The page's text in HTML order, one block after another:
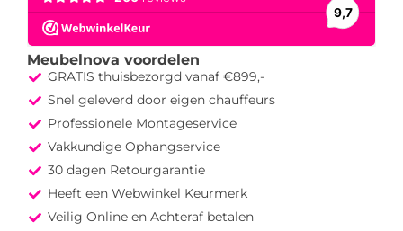
Meubelnova voordelen
GRATIS thuisbezorgd vanaf €899,-
Snel geleverd door eigen chauffeurs
Professionele Montageservice
Vakkundige Ophangservice
30 dagen Retourgarantie
Heeft een Webwinkel Keurmerk
Veilig Online en Achteraf betalen